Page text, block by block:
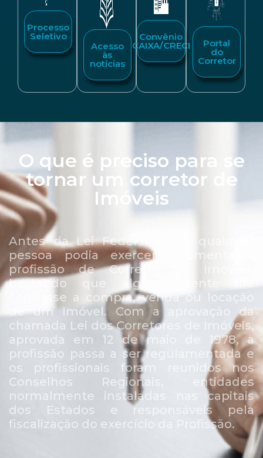
Processo
Seletivo
Acesso
às
notícias
Convênio
CAIXA/CRECI Portal
do
Corretor
O que é preciso para se
tornar um corretor de
Imóveis
Antes da Lei Federal 6.530, qualquer
pessoa podia exercer livremente a
profissão de Corretor de Imóveis,
bastando que algum cliente lhe
confiasse a compra, venda ou locação
de um Imóvel. Com a aprovação da
chamada Lei dos Corretores de Imóveis,
aprovada em 12 de maio de 1978, a
profissão passa a ser regulamentada e
os profissionais foram reunidos nos
Conselhos Regionais, entidades
normalmente instaladas nas capitais
dos Estados e responsáveis pela
fiscalização do exercício da Profissão.